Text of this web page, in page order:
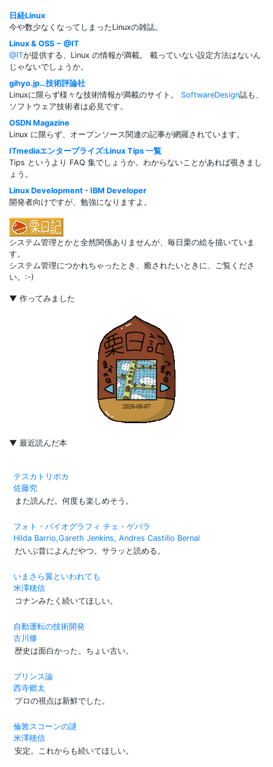
日経Linux
今や数少なくなってしまったLinuxの雑誌。
Linux & OSS − @IT
@ITが提供する、Linux の情報が満載。 載っていない設定方法はないん
じゃないでしょうか。
gihyo.jp…技術評論社
Linuxに限らず様々な技術情報が満載のサイト。 SoftwareDesign誌も、
ソフトウェア技術者は必見です。
OSDN Magazine
Linux に限らず、オープンソース関連の記事が網羅されています。
ITmediaエンタープライズ:Linux Tips 一覧
Tips というより FAQ 集でしょうか。わからないことがあれば覗きまし
ょう。
Linux Development - IBM Developer
開発者向けですが、勉強になりますよ。
システム管理とかと全然関係ありませんが、毎日栗の絵を描いていま
す。
システム管理につかれちゃったとき、癒されたいときに、ご覧くださ
い。:-)
▼ 作ってみました
▼ 最近読んだ本
テスカトリポカ
佐藤究
また読んだ。何度も楽しめそう。
フォト・バイオグラフィ チェ・ゲバラ
Hilda Barrio,Gareth Jenkins, Andres Castillo Bernal
だいぶ昔によんだやつ。サラッと読める。
いまさら翼といわれても
米澤穂信
コナンみたく続いてほしい。
自動運転の技術開発
古川修
歴史は面白かった。ちょい古い。
プリンス論
西寺郷太
プロの視点は新鮮でした。
倫敦スコーンの謎
米澤穂信
安定。これからも続いてほしい。